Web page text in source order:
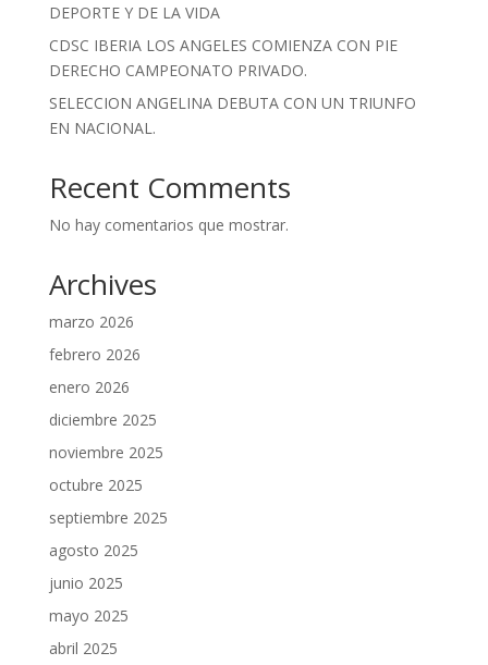
DEPORTE Y DE LA VIDA
CDSC IBERIA LOS ANGELES COMIENZA CON PIE
DERECHO CAMPEONATO PRIVADO.
SELECCION ANGELINA DEBUTA CON UN TRIUNFO
EN NACIONAL.
Recent Comments
No hay comentarios que mostrar.
Archives
marzo 2026
febrero 2026
enero 2026
diciembre 2025
noviembre 2025
octubre 2025
septiembre 2025
agosto 2025
junio 2025
mayo 2025
abril 2025